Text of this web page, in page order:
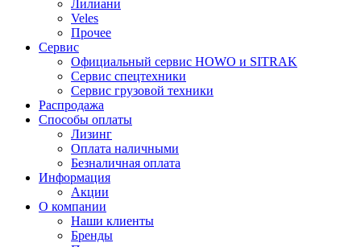
Лилиани
Veles
Прочее
Сервис
Официальный сервис HOWO и SITRAK
Сервис спецтехники
Сервис грузовой техники
Распродажа
Способы оплаты
Лизинг
Оплата наличными
Безналичная оплата
Информация
Акции
О компании
Наши клиенты
Бренды